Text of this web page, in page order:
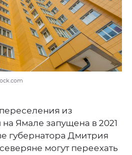
из
Ямале запущена в 2021
губернатора Дмитрия
могут переехать